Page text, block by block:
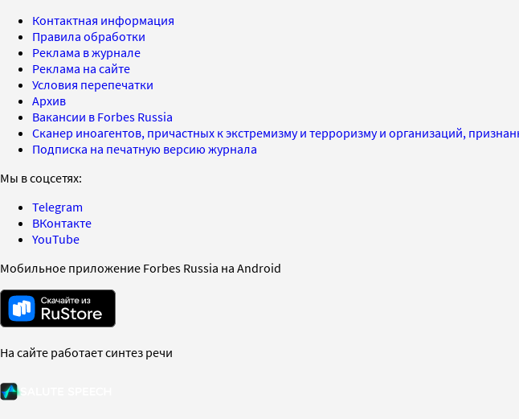
Контактная информация
Правила обработки
Реклама в журнале
Реклама на сайте
Условия перепечатки
Архив
Вакансии в Forbes Russia
Сканер иноагентов, причастных к экстремизму и терроризму и организаций,
Подписка на печатную версию журнала
Мы в соцсетях:
Telegram
ВКонтакте
YouTube
Мобильное приложение Forbes Russia на Android
На сайте работает синтез речи